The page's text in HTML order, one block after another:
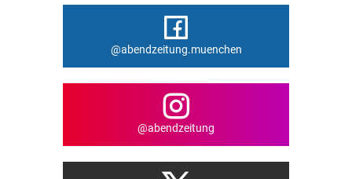
@abendzeitung.muenchen
@abendzeitung